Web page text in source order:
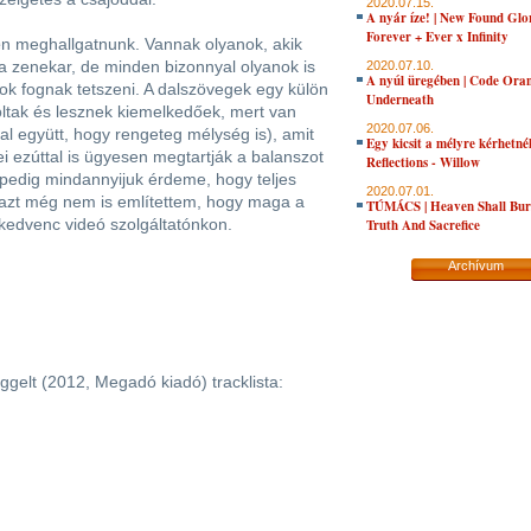
meghallgatnunk. Vannak olyanok, akik
zenekar, de minden bizonnyal olyanok is
fognak tetszeni. A dalszövegek egy külön
és lesznek kiemelkedőek, mert van
együtt, hogy rengeteg mélység is), amit
ezúttal is ügyesen megtartják a balanszot
mindannyijuk érdeme, hogy teljes
még nem is említettem, hogy maga a
videó szolgáltatónkon.
(2012, Megadó kiadó) tracklista:
A nyár íze! | New Found
Forever + Ever x Infinity
2020.07.10.
A nyúl üregében | Code
Underneath
2020.07.06.
Egy kicsit a mélyre
Reflections - Willow
2020.07.01.
TÚMÁCS | Heaven Shall
Truth And Sacrefice
Archívum